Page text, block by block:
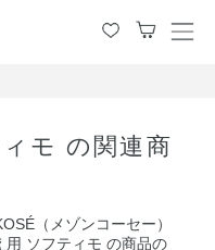
メ
モ の関連商
（メゾンコーセー）
用 ソフティモ の商品の